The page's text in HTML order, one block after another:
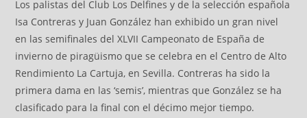
Los palistas del Club Los Delfines y de la selección española
Isa Contreras y Juan González han exhibido un gran nivel
en las semifinales del XLVII Campeonato de España de
invierno de piragüismo que se celebra en el Centro de Alto
Rendimiento La Cartuja, en Sevilla. Contreras ha sido la
primera dama en las ‘semis’, mientras que González se ha
clasificado para la final con el décimo mejor tiempo.